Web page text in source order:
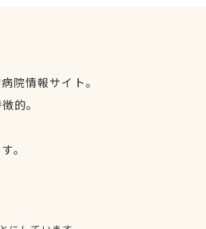
院情報サイト。
的。
。